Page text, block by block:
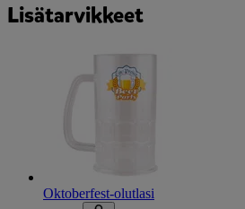
Lisätarvikkeet
Oktoberfest-olutlasi